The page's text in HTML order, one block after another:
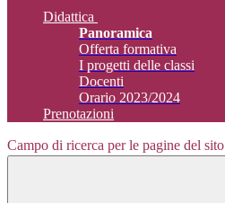
Didattica
Panoramica
Offerta formativa
I progetti delle classi
Docenti
Orario 2023/2024
Prenotazioni
Campo di ricerca per le pagine del sito